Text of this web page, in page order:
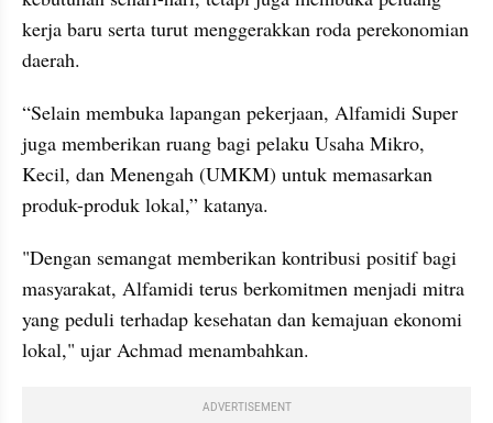
kerja baru serta turut menggerakkan roda perekonomian
daerah.
“Selain membuka lapangan pekerjaan, Alfamidi Super
juga memberikan ruang bagi pelaku Usaha Mikro,
Kecil, dan Menengah (UMKM) untuk memasarkan
produk-produk lokal,” katanya.
"Dengan semangat memberikan kontribusi positif bagi
masyarakat, Alfamidi terus berkomitmen menjadi mitra
yang peduli terhadap kesehatan dan kemajuan ekonomi
lokal," ujar Achmad menambahkan.
ADVERTISEMENT